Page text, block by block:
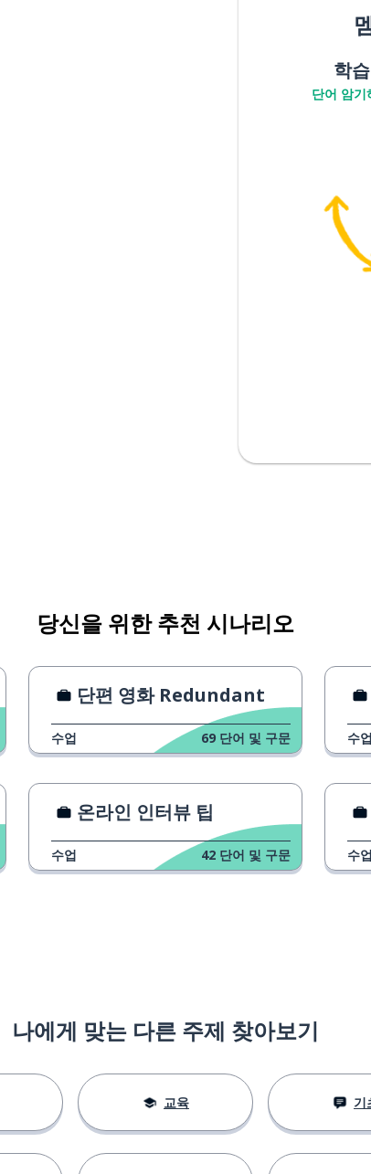
학습
단어 암기
당신을 위한 추천 시나리오
단편 영화 Redundant
수업 69 단어 및 구문 수업
온라인 인터뷰 팁
수업 42 단어 및 구문 수업
나에게 맞는 다른 주제 찾아보기
교육 기